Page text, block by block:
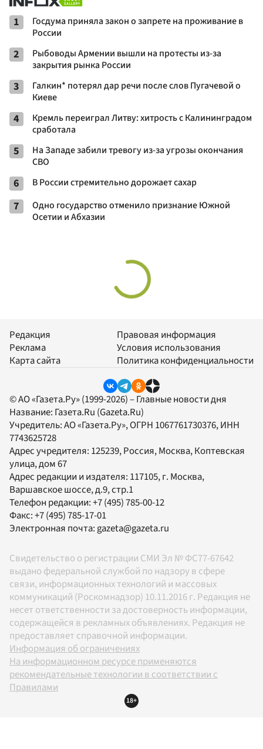
1
Госдума приняла закон о запрете на проживание в
России
2
Рыбоводы Армении вышли на протесты из-за
закрытия рынка России
3
Галкин* потерял дар речи после слов Пугачевой о
Киеве
4
Кремль переиграл Литву: хитрость с Калининградом
сработала
5
На Западе забили тревогу из-за угрозы окончания
СВО
6 В России стремительно дорожает сахар
7
Одно государство отменило признание Южной
Осетии и Абхазии
Редакция
Реклама
Карта сайта
Правовая информация
Условия использования
Политика конфиденциальности
© АО «Газета.Ру» (1999-2026) – Главные новости дня
Название: Газета.Ru (Gazeta.Ru)
Учредитель:АО «Газета.Ру», ОГРН 1067761730376, ИНН
7743625728
Адрес учредителя: 125239, Россия, Москва, Коптевская
улица, дом 67
Адрес редакции и издателя: 117105, г. Москва,
Варшавское шоссе, д.9, стр.1
Телефон редакции:+7 (495) 785-00-12
Факс:+7 (495) 785-17-01
Электронная почта:gazeta@gazeta.ru
Свидетельство о регистрации СМИ Эл № ФС77-67642
выдано федеральной службой по надзору в сфере
связи, информационных технологий и массовых
коммуникаций (Роскомнадзор) 10.11.2016 г. Редакция не
несет ответственности за достоверность информации,
содержащейся в рекламных объявлениях. Редакция не
предоставляет справочной информации.
Информация об ограничениях
На информационном ресурсе применяются
рекомендательные технологии в соответствии с
Правилами
18+